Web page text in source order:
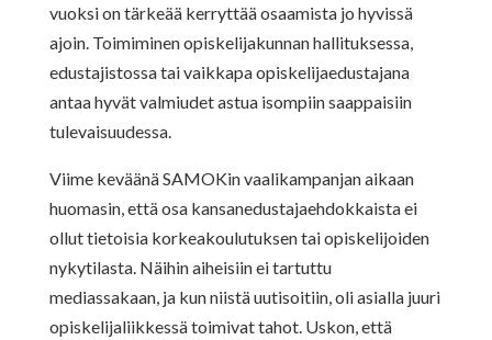
vuoksi on tärkeää kerryttää osaamista jo hyvissä
ajoin. Toimiminen opiskelijakunnan hallituksessa,
edustajistossa tai vaikkapa opiskelijaedustajana
antaa hyvät valmiudet astua isompiin saappaisiin
tulevaisuudessa.
Viime keväänä SAMOKin vaalikampanjan aikaan
huomasin, että osa kansanedustajaehdokkaista ei
ollut tietoisia korkeakoulutuksen tai opiskelijoiden
nykytilasta. Näihin aiheisiin ei tartuttu
mediassakaan, ja kun niistä uutisoitiin, oli asialla juuri
opiskelijaliikkessä toimivat tahot. Uskon, että